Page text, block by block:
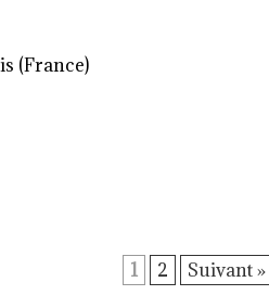
(France)
1
2 Suivant »